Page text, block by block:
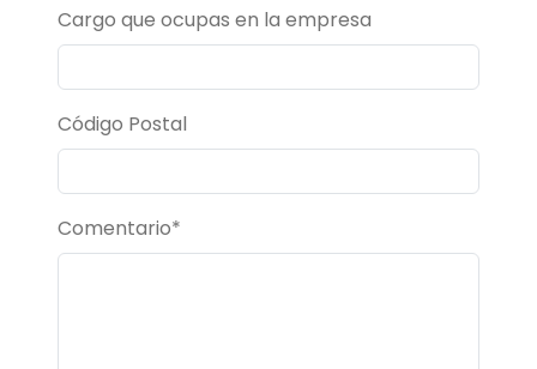
Cargo que ocupas en la empresa
Código Postal
Comentario*